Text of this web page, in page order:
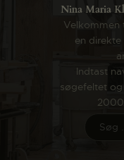
Nina Maria
Velkommen
en
Indtast
søgefeltet
OM SVFK
ENGLISH